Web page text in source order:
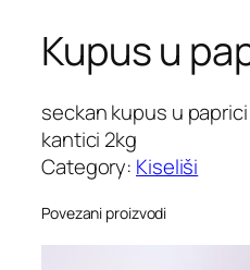
Kupus u
seckan kupus u
kantici 2kg
Category: Kiseliši
Povezani proizvodi